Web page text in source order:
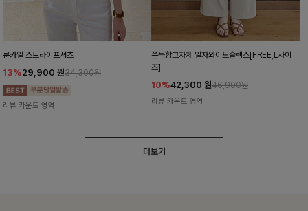
룬카일 스트라이프셔츠
13%29,900 원34,300원
리뷰 카운트 영역
쫀득함그자체 일자와이드슬랙스[FREE,L사이
즈]
10%42,300 원46,900원
리뷰 카운트 영역
더보기